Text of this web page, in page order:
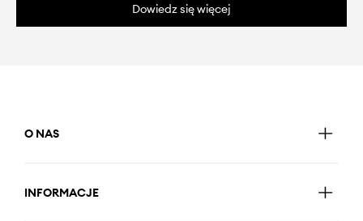
Dowiedz się więcej
O NAS
INFORMACJE